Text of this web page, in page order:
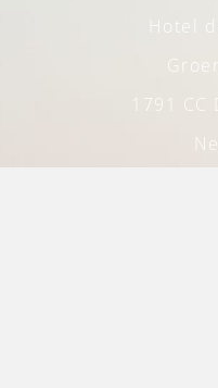
Hotel
1791 CC